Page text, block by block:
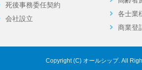
【相続登記】浦安市 H様
【遺言作成】八千代市 T様
死後事務委任契約
会社設立
各士業
商業登
Copyright (C) オールシップ. All